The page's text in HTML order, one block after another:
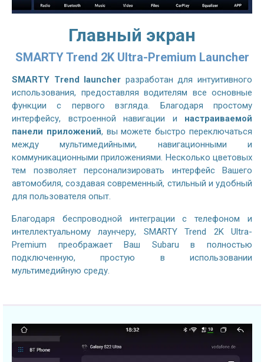
Главный экран
SMARTY Trend 2K Ultra-Premium Launcher
SMARTY Trend launcher разработан для интуитивного
использования, предоставляя водителям все основные
функции с первого взгляда. Благодаря простому
интерфейсу, встроенной навигации и настраиваемой
панели приложений, вы можете быстро переключаться
между мультимедийными, навигационными и
коммуникационными приложениями. Несколько цветовых
тем позволяет персонализировать интерфейс Вашего
автомобиля, создавая современный, стильный и удобный
для пользователя опыт.
Благодаря беспроводной интеграции с телефоном и
интеллектуальному лаунчеру, SMARTY Trend 2K Ultra-
Premium преображает Ваш Subaru в полностью
подключенную, простую в использовании
мультимедийную среду.